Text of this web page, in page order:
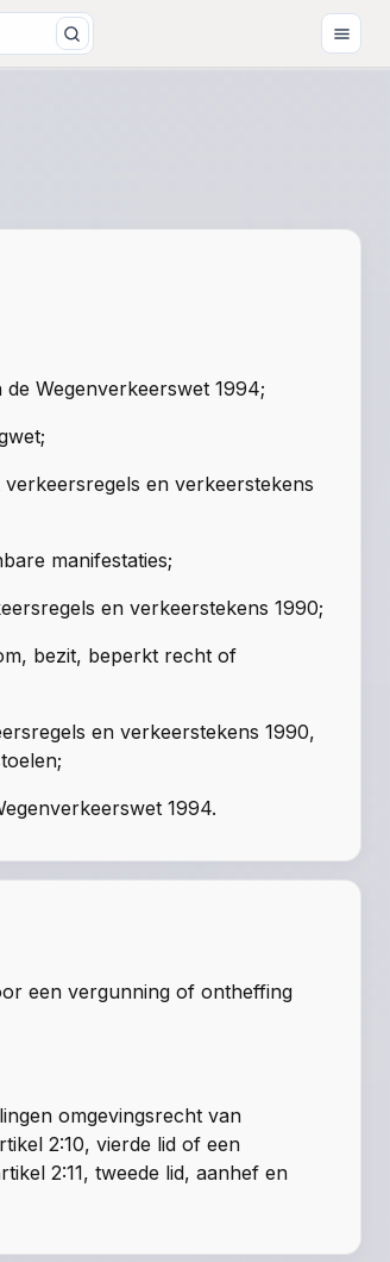
Wegenverkeerswet 1994;
en verkeerstekens
manifestaties;
en verkeerstekens 1990;
bezit, beperkt recht of
en verkeerstekens 1990,
1994.
een vergunning of ontheffing
omgevingsrecht van
2:10, vierde lid of een
2:11, tweede lid, aanhef en